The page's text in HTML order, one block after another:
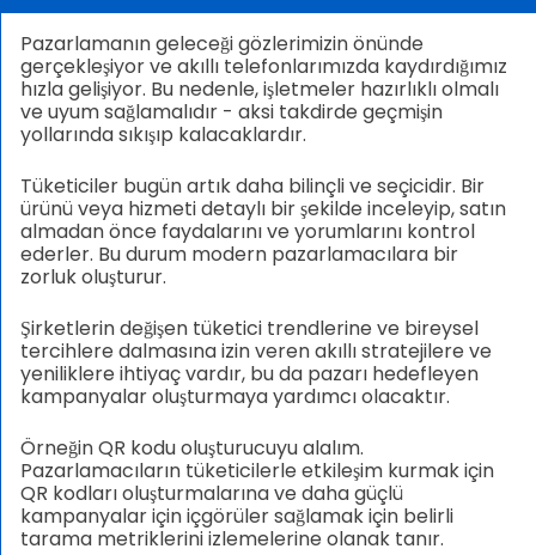
Pazarlamanın geleceği gözlerimizin önünde
gerçekleşiyor ve akıllı telefonlarımızda kaydırdığımız
hızla gelişiyor. Bu nedenle, işletmeler hazırlıklı olmalı
ve uyum sağlamalıdır - aksi takdirde geçmişin
yollarında sıkışıp kalacaklardır.
Tüketiciler bugün artık daha bilinçli ve seçicidir. Bir
ürünü veya hizmeti detaylı bir şekilde inceleyip, satın
almadan önce faydalarını ve yorumlarını kontrol
ederler. Bu durum modern pazarlamacılara bir
zorluk oluşturur.
Şirketlerin değişen tüketici trendlerine ve bireysel
tercihlere dalmasına izin veren akıllı stratejilere ve
yeniliklere ihtiyaç vardır, bu da pazarı hedefleyen
kampanyalar oluşturmaya yardımcı olacaktır.
Örneğin QR kodu oluşturucuyu alalım.
Pazarlamacıların tüketicilerle etkileşim kurmak için
QR kodları oluşturmalarına ve daha güçlü
kampanyalar için içgörüler sağlamak için belirli
tarama metriklerini izlemelerine olanak tanır.